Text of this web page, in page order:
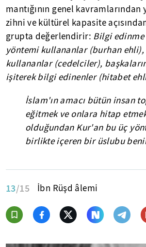
mantığının genel kavramlarından
zihni ve kültürel kapasite
grupta değerlendirir: Bilgi
yöntemi kullananlar (burhan
kullananlar (cedelciler),
işiterek bilgi edinenler (hitabet
İslam'ın amacı bütün insan
eğitmek ve onlara hitap
olduğundan Kur'an bu üç
birlikte içeren bir üslubu
13/15 İbn Rüşd âlemi